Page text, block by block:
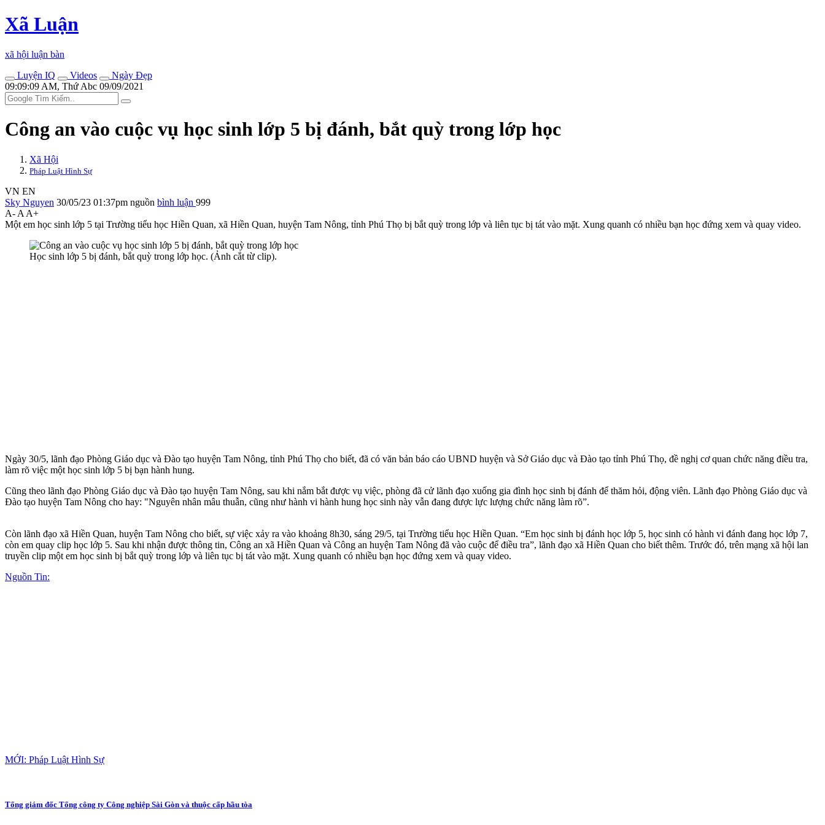
Xã Luận
xã hội luận bàn
Luyện IQ
Videos
Ngày Đẹp
09:09:09 AM, Thứ Abc 09/09/2021
Công an vào cuộc vụ học sinh lớp 5 bị đánh, bắt quỳ trong lớp học
Xã Hội
Pháp Luật Hình Sự
VN EN
Sky Nguyen 30/05/23 01:37pm nguồn bình luận 999
A- A A+
Một em học sinh lớp 5 tại Trường tiểu học Hiền Quan, xã Hiền Quan, huyện Tam Nông, tỉnh Phú Thọ bị bắt quỳ trong lớp và liên tục bị tát vào mặt. Xung quanh có nhiều bạn học đứng xem và quay video.
Học sinh lớp 5 bị đánh, bắt quỳ trong lớp học. (Ảnh cắt từ clip).
Ngày 30/5, lãnh đạo Phòng Giáo dục và Đào tạo huyện Tam Nông, tỉnh Phú Thọ cho biết, đã có văn bản báo cáo UBND huyện và Sở Giáo dục và Đào tạo tỉnh Phú Thọ, đề nghị cơ quan chức năng điều tra,
làm rõ việc một học sinh lớp 5 bị bạn hành hung.
Cũng theo lãnh đạo Phòng Giáo dục và Đào tạo huyện Tam Nông, sau khi nắm bắt được vụ việc, phòng đã cử lãnh đạo xuống gia đình học sinh bị đánh để thăm hỏi, động viên. Lãnh đạo Phòng Giáo dục và
Đào tạo huyện Tam Nông cho hay: "Nguyên nhân mâu thuẫn, cũng như hành vi hành hung học sinh này vẫn đang được lực lượng chức năng làm rõ”.
Còn lãnh đạo xã Hiền Quan, huyện Tam Nông cho biết, sự việc xảy ra vào khoảng 8h30, sáng 29/5, tại Trường tiểu học Hiền Quan. “Em học sinh bị đánh học lớp 5, học sinh có hành vi đánh đang học lớp 7,
còn em quay clip học lớp 5. Sau khi nhận được thông tin, Công an xã Hiền Quan và Công an huyện Tam Nông đã vào cuộc để điều tra”, lãnh đạo xã Hiền Quan cho biết thêm. Trước đó, trên mạng xã hội lan
truyền clip một em học sinh bị bắt quỳ trong lớp và liên tục bị tát vào mặt. Xung quanh có nhiều bạn học đứng xem và quay video.
Nguồn Tin:
MỚI: Pháp Luật Hình Sự
Tổng giám đốc Tổng công ty Công nghiệp Sài Gòn và thuộc cấp hầu tòa